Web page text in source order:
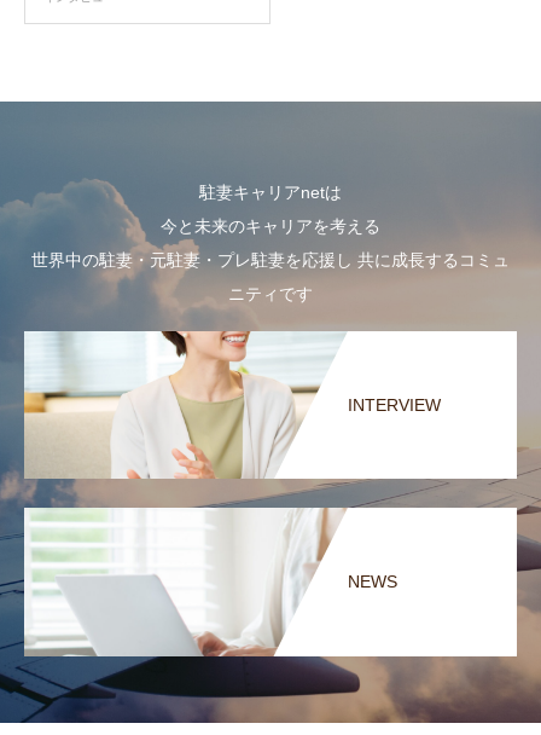
駐妻キャリアnetは
今と未来のキャリアを考える
世界中の駐妻・元駐妻・プレ駐妻を応援し 共に成長するコミュ
ニティです
INTERVIEW
NEWS